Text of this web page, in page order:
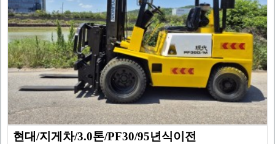
현대/지게차/3.0톤/PF30/95년식이전